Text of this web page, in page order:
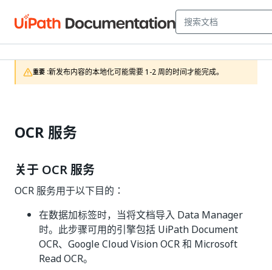
重要 :新发布内容的本地化可能需要 1-2 周的时间才能完成。
OCR 服务
关于 OCR 服务
OCR 服务用于以下目的：
在数据加标签时，当将文档导入 Data Manager
时。此步骤可用的引擎包括 UiPath Document
OCR、Google Cloud Vision OCR 和 Microsoft
Read OCR。